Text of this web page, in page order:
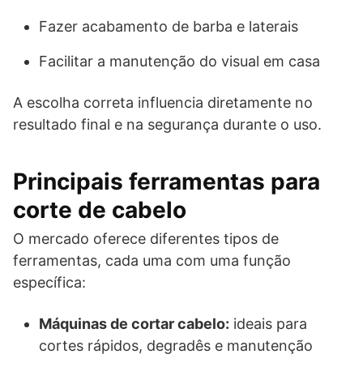
Fazer acabamento de barba e laterais
Facilitar a manutenção do visual em casa
A escolha correta influencia diretamente no
resultado final e na segurança durante o uso.
Principais ferramentas para
corte de cabelo
O mercado oferece diferentes tipos de
ferramentas, cada uma com uma função
específica:
Máquinas de cortar cabelo: ideais para
cortes rápidos, degradês e manutenção